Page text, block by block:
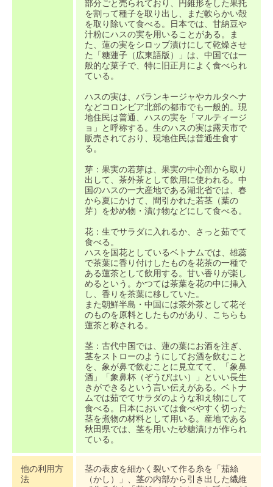
部分ごと売られており、円錐形をした果托
を割って種子を取り出し、まだ軟らかい殻
を取り除いて食べる。日本では、甘納豆や
汁粉にハスの実を用いることがある。ま
た、蓮の実をシロップ漬けにして乾燥させ
た「糖蓮子（広東語版）」は、中国では一
般的な菓子で、特に旧正月によく食べられ
ている。
ハスの実は、バランキージャやカルタヘナ
などコロンビア北部の都市でも一般的。現
地住民は普通、ハスの実を「マルティージ
ョ」と呼称する。生のハスの実は露天市で
販売されており、現地住民は普通生食す
る。
芽：果実の若芽は、果実の中心部から取り
出して、茶外茶として飲用に使われる。中
国のハスの一大産地である湖北省では、春
から夏にかけて、間引かれた若茎（葉の
芽）を炒め物・漬け物などにして食べる。
花：生でサラダに入れるか、さっと茹でて
食べる。
ハスを国花としているベトナムでは、雄蕊
で茶葉に香り付けしたものを花茶の一種で
ある蓮茶として飲用する。甘い香りが楽し
めるという。かつては茶葉を花の中に挿入
し、香りを茶葉に移していた。
また朝鮮半島・中国には茶外茶として花そ
のものを原料としたものがあり、こちらも
蓮茶と称される。
茎：古代中国では、蓮の葉にお酒を注ぎ、
茎をストローのようにしてお酒を飲むこと
を、象が鼻で飲むことに見立てて、「象鼻
酒」「象鼻杯（ぞうびはい）」といい長生
きができるという言い伝えがある。ベトナ
ムでは茹でてサラダのような和え物にして
食べる。日本においては食べやすく切った
茎を煮物の材料として用いる。産地である
秋田県では、茎を用いた砂糖漬けが作られ
ている。
他の利用方
法
茎の表皮を細かく裂いて作る糸を「茄絲
（かし）」、茎の内部から引き出した繊維